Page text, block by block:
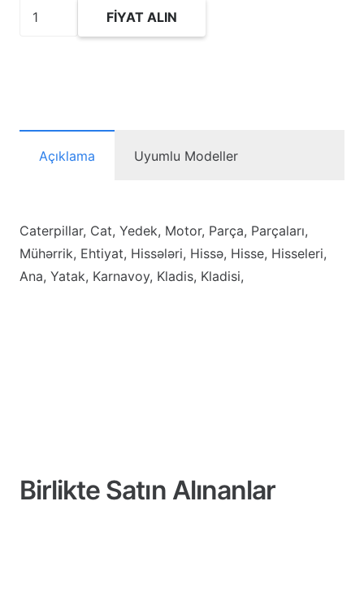
1450169
FIYAT ALIN
Açıklama Uyumlu Modeller
Caterpillar, Cat, Yedek, Motor, Parça, Parçaları,
Mühərrik, Ehtiyat, Hissələri, Hissə, Hisse, Hisseleri,
Ana, Yatak, Karnavoy, Kladis, Kladisi,
Birlikte Satın Alınanlar